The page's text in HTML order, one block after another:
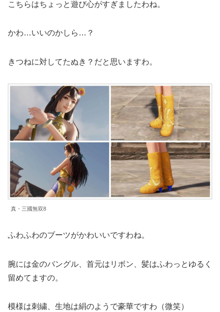
こちらはちょっと遊び心がすぎましたわね。
かわ…いいのかしら…？
きつねに対してたぬき？だと思いますわ。
真・三國無双8
ふわふわのブーツがかわいいですわね。
腕には金のバングル、首元はリボン、髪はふわっとゆるく
留めてますの。
模様は刺繍、生地は絹のようで豪華ですわ（微笑）